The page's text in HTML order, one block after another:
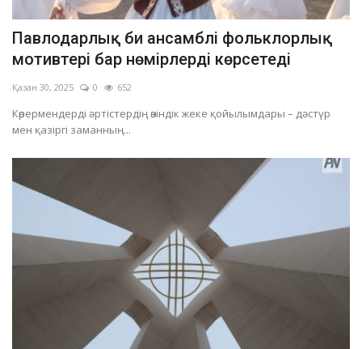
Павлодарлық би ансамблі фольклорлық
мотивтері бар нөмірлерді көрсетеді
Қазан 30, 2025 0 652
Көрермендерді әртістердің өзіндік жеке қойылымдары – дәстүр
мен қазіргі заманның...